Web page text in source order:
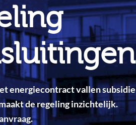
energiecontract vallen subsidie
de regeling inzichtelijk.